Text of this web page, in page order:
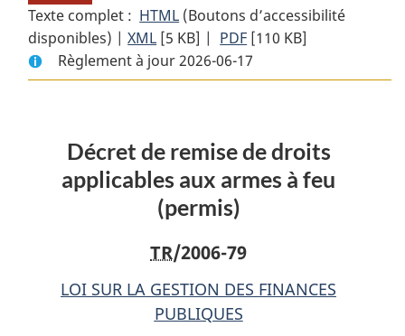
Texte complet : HTML Texte
complet
:
Décret
de
droits
applicables
aux
armes
à
feu
(permis)
(Boutons d’accessibilité
disponibles) |XML Texte
complet
:
remise
de
droits
applicables
aux
armes
à
feu
[5 KB] | PDF Texte
complet
:
remise
de
à
[110 KB]
Règlement à jour 2026-06-17
Décret de remise de droits
applicables aux armes à feu
(permis)
TR/2006-79
LOI SUR LA GESTION DES FINANCES
PUBLIQUES